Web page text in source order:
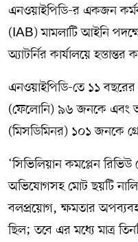
এনওয়াইপিডি-র একজন
(IAB) মামলাটি আইনি
অ্যাটর্নির কার্যালয়ে হস্তান্তর
এনওয়াইপিডি-তে ১১ বছরের
(ফেলোনি) ৯৬ জনকে এবং
(মিসডিমিনর) ১০১ জনকে
‘সিভিলিয়ান কমপ্লেন
অভিযোগসহ মোট ছয়টি
বলপ্রয়োগ, ক্ষমতার
ছিল; তবে এর মধ্যে মাত্র